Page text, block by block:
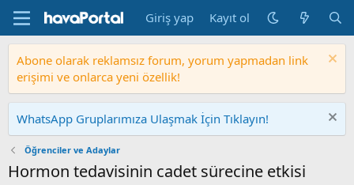
Giriş yap Kayıt ol
Abone olarak reklamsız forum, yorum yapmadan link
erişimi ve onlarca yeni özellik!
WhatsApp Gruplarımıza Ulaşmak İçin Tıklayın!
Öğrenciler ve Adaylar
Hormon tedavisinin cadet sürecine etkisi